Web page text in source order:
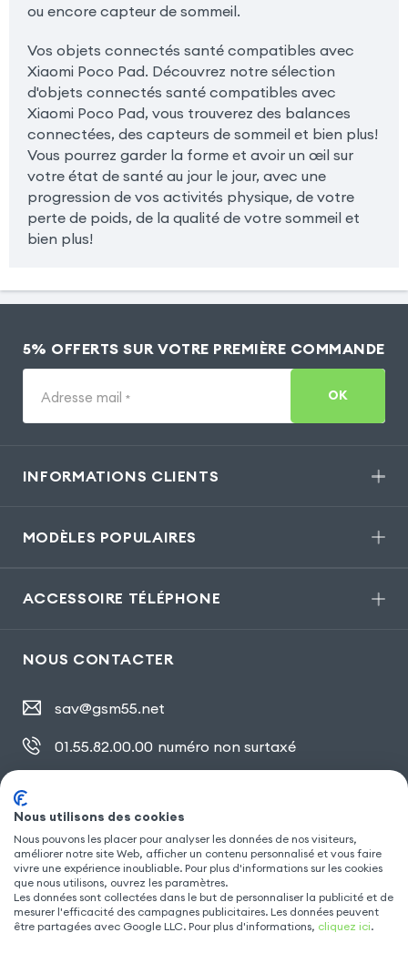
ou encore capteur de sommeil.
Vos objets connectés santé compatibles avec
Xiaomi Poco Pad. Découvrez notre sélection
d'objets connectés santé compatibles avec
Xiaomi Poco Pad, vous trouverez des balances
connectées, des capteurs de sommeil et bien plus!
Vous pourrez garder la forme et avoir un œil sur
votre état de santé au jour le jour, avec une
progression de vos activités physique, de votre
perte de poids, de la qualité de votre sommeil et
bien plus!
5% OFFERTS SUR VOTRE PREMIÈRE COMMANDE
Adresse mail * OK
INFORMATIONS CLIENTS
MODÈLES POPULAIRES
ACCESSOIRE TÉLÉPHONE
NOUS CONTACTER
sav@gsm55.net
01.55.82.00.00 numéro non surtaxé
SUIVEZ NOUS
Nous utilisons des cookies
Nous pouvons les placer pour analyser les données de nos visiteurs,
améliorer notre site Web, afficher un contenu personnalisé et vous faire
vivre une expérience inoubliable. Pour plus d'informations sur les cookies
que nous utilisons, ouvrez les paramètres.
Les données sont collectées dans le but de personnaliser la publicité et de
mesurer l'efficacité des campagnes publicitaires. Les données peuvent
être partagées avec Google LLC. Pour plus d'informations, cliquez ici.